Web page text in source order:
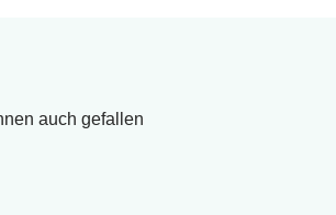
auch gefallen